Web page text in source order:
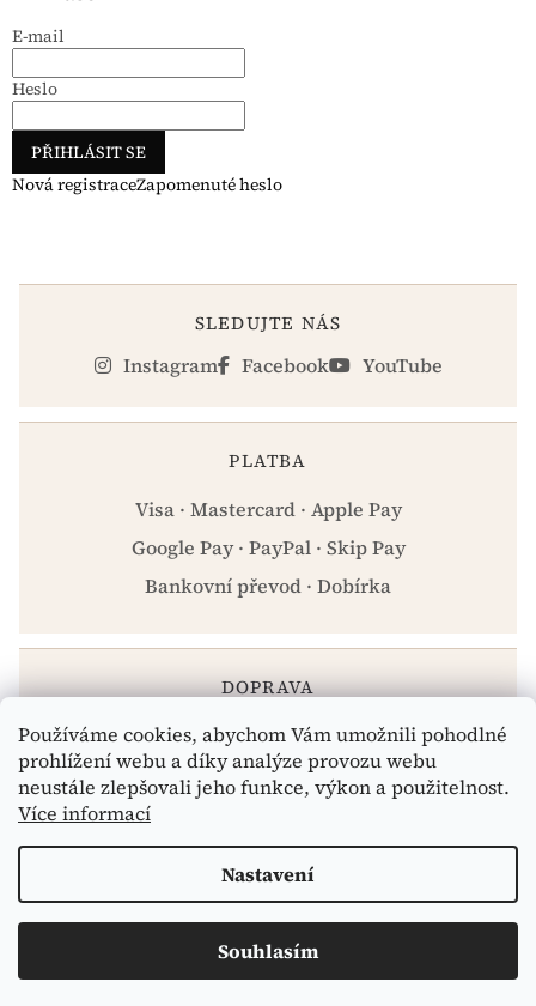
Používáme cookies, abychom Vám umožnili pohodlné
prohlížení webu a díky analýze provozu webu
neustále zlepšovali jeho funkce, výkon a použitelnost.
Více informací
Nastavení
Souhlasím
E-mail
Heslo
PŘIHLÁSIT SE
Nová registraceZapomenuté heslo
SLEDUJTE NÁS
Instagram Facebook YouTube
PLATBA
Visa · Mastercard · Apple Pay
Google Pay · PayPal · Skip Pay
Bankovní převod · Dobírka
DOPRAVA
Zásilkovna · PPL · Osobní odběr Praha
Copyright 2026eshop.celiakarna.cz. Všechna práva
vyhrazena.